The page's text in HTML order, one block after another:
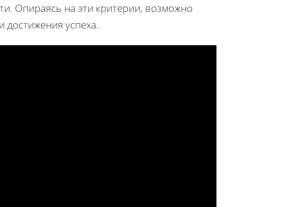
Опираясь на эти критерии, возможно
достижения успеха.